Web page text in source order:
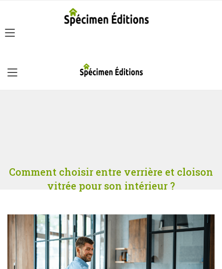
Comment choisir entre verrière et cloison
vitrée pour son intérieur ?